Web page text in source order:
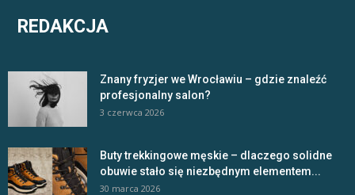
REDAKCJA
Znany fryzjer we Wrocławiu – gdzie znaleźć
profesjonalny salon?
3 czerwca 2026
Buty trekkingowe męskie – dlaczego solidne
obuwie stało się niezbędnym elementem...
30 marca 2026